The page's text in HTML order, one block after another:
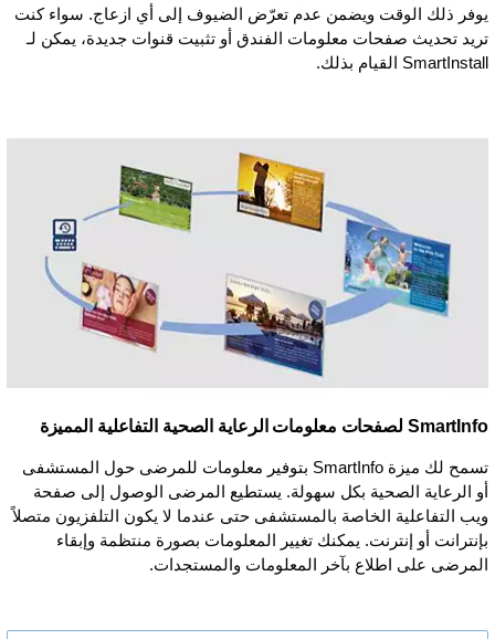
يوفر ذلك الوقت ويضمن عدم تعرّض الضيوف إلى أي ازعاج. سواء كنت
تريد تحديث صفحات معلومات الفندق أو تثبيت قنوات جديدة، يمكن لـ
SmartInstall القيام بذلك.
SmartInfo لصفحات معلومات الرعاية الصحية التفاعلية المميزة
تسمح لك ميزة SmartInfo بتوفير معلومات للمرضى حول المستشفى
أو الرعاية الصحية بكل سهولة. يستطيع المرضى الوصول إلى صفحة
ويب التفاعلية الخاصة بالمستشفى حتى عندما لا يكون التلفزيون متصلاً
بإنترانت أو إنترنت. يمكنك تغيير المعلومات بصورة منتظمة وإبقاء
المرضى على اطلاع بآخر المعلومات والمستجدات.